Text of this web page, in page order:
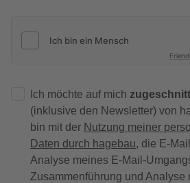
Ich möchte auf mich
(inklusive den Newsletter) von
bin mit der Nutzung meiner
Daten durch hagebau, die E-
Analyse meines E-Mail-
Zusammenführung und Analyse